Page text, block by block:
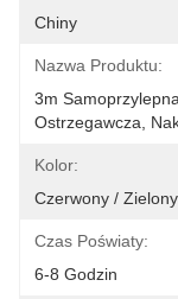
Chiny
Nazwa Produktu:
3m
Ostrzegawcza,
Kolor:
Czerwony /
Czas Poświaty:
6-8 Godzin